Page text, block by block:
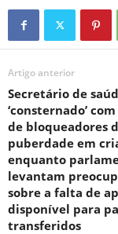
Artigo anterior
Secretário de
‘consternado’
de bloqueadores
puberdade em
enquanto
levantam
sobre a falta de
disponível para
transferidos